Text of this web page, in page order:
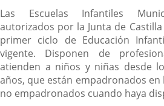
Las Escuelas Infantiles
autorizados por la Junta de
primer ciclo de Educación
vigente. Disponen de
atienden a niños y niñas desde
años, que están empadronados
no empadronados cuando haya